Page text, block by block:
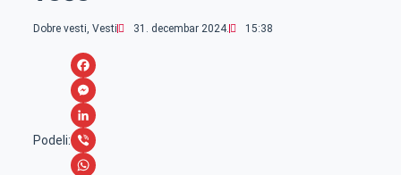
Dobre vesti, Vesti 31. decembar 2024. 15:38
Podeli:
F
a
c
e
M
e
s
L
iV